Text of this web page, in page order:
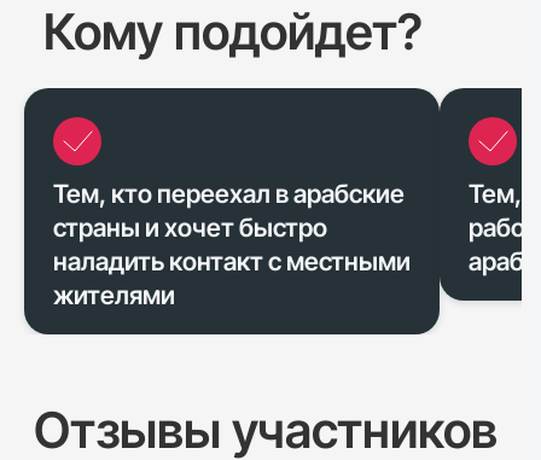
Кому подойдет?
Тем, кто переехал в арабские
страны и хочет быстро
наладить контакт с местными
жителями
Тем,
Отзывы участников